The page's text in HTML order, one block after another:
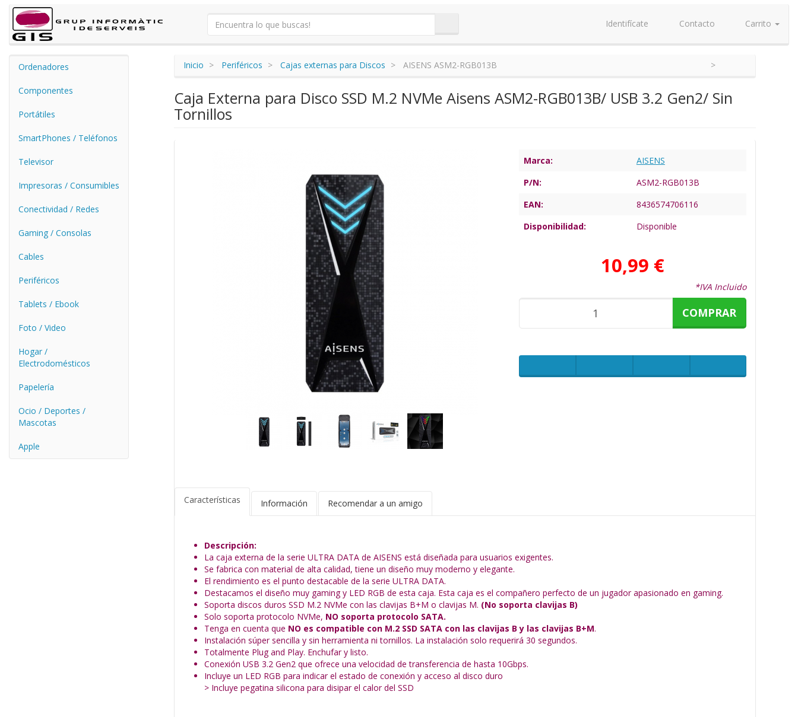
Identifícate Contacto Carrito
Ordenadores
Componentes
Portátiles
SmartPhones / Teléfonos
Televisor
Impresoras / Consumibles
Conectividad / Redes
Gaming / Consolas
Cables
Periféricos
Tablets / Ebook
Foto / Video
Hogar /
Electrodomésticos
Papelería
Ocio / Deportes /
Mascotas
Apple
Inicio Periféricos Cajas externas para Discos AISENS ASM2-RGB013B
Caja Externa para Disco SSD M.2 NVMe Aisens ASM2-RGB013B/ USB 3.2 Gen2/ Sin
Tornillos
Marca:
AISENS
P/N:
ASM2-RGB013B
EAN:
8436574706116
Disponibilidad:
Disponible
10,99 €
*IVA Incluido
COMPRAR
Características Información Recomendar a un amigo
Descripción:
La caja externa de la serie ULTRA DATA de AISENS está diseñada para usuarios exigentes.
Se fabrica con material de alta calidad, tiene un diseño muy moderno y elegante.
El rendimiento es el punto destacable de la serie ULTRA DATA.
Destacamos el diseño muy gaming y LED RGB de esta caja. Esta caja es el compañero perfecto de un jugador apasionado en gaming.
Soporta discos duros SSD M.2 NVMe con las clavijas B+M o clavijas M. (No soporta clavijas B)
Solo soporta protocolo NVMe, NO soporta protocolo SATA.
Tenga en cuenta que NO es compatible con M.2 SSD SATA con las clavijas B y las clavijas B+M.
Instalación súper sencilla y sin herramienta ni tornillos. La instalación solo requerirá 30 segundos.
Totalmente Plug and Play. Enchufar y listo.
Conexión USB 3.2 Gen2 que ofrece una velocidad de transferencia de hasta 10Gbps.
Incluye un LED RGB para indicar el estado de conexión y acceso al disco duro
> Incluye pegatina silicona para disipar el calor del SSD